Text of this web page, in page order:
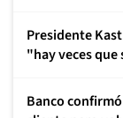
Presidente
"hay veces
Banco